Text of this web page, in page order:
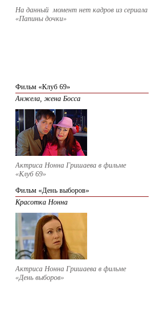
На данный момент нет кадров из сериала
«Папины дочки»
Фильм «Клуб 69»
Анжела, жена Босса
Актриса Нонна Гришаева в фильме
«Клуб 69»
Фильм «День выборов»
Красотка Нонна
Актриса Нонна Гришаева в фильме
«День выборов»